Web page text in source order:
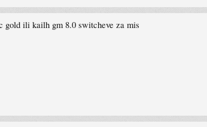
gold ili kailh gm 8.0 switcheve za mis